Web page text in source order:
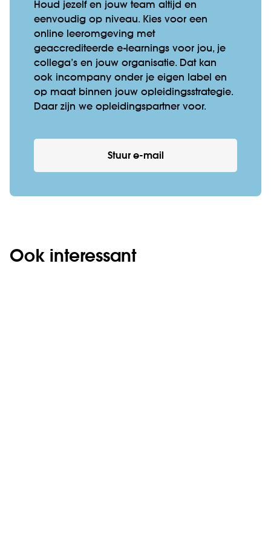
Houd jezelf en jouw team altijd en
eenvoudig op niveau. Kies voor een
online leeromgeving met
geaccrediteerde e-learnings voor jou, je
collega’s en jouw organisatie. Dat kan
ook incompany onder je eigen label en
op maat binnen jouw opleidingsstrategie.
Daar zijn we opleidingspartner voor.
Stuur e-mail
Ook interessant